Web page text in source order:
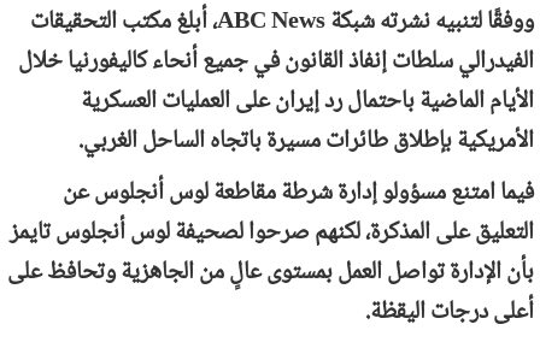
ووفقًا لتنبيه نشرته شبكةABC News، أبلغ مكتب التحقيقات
الفيدرالي سلطات إنفاذ القانون في جميع أنحاء كاليفورنيا خلال
الأيام الماضية باحتمال رد إيران على العمليات العسكرية
الأمريكية بإطلاق طائرات مسيرة باتجاه الساحل الغربي.
فيما امتنع مسؤولو إدارة شرطة مقاطعة لوس أنجلوس عن
التعليق على المذكرة، لكنهم صرحوا لصحيفة لوس أنجلوس تايمز
بأن الإدارة تواصل العمل بمستوى عالٍ من الجاهزية وتحافظ على
أعلى درجات اليقظة.